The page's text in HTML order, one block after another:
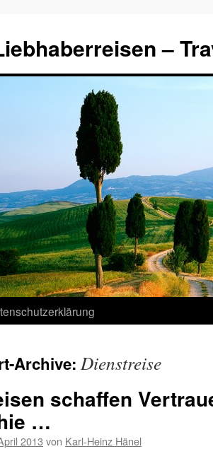
–
Archive: Dienstreise
sch​affen
…
2013 von Karl-Heinz Hänel